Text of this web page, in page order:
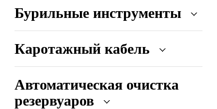
Бурильные инструменты
Каротажный кабель
Автоматическая очистка
резервуаров